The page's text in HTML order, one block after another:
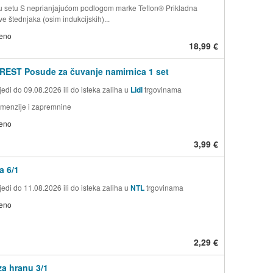
setu S neprianjajućom podlogom marke Teflon® Prikladna
štednjaka (osim indukcijskih)...
18,99 €
Posude za čuvanje namirnica 1 set
do 09.08.2026 ili do isteka zaliha u Lidltrgovinama
i zapremnine
3,99 €
6/1
do 11.08.2026 ili do isteka zaliha u NTLtrgovinama
2,29 €
hranu 3/1